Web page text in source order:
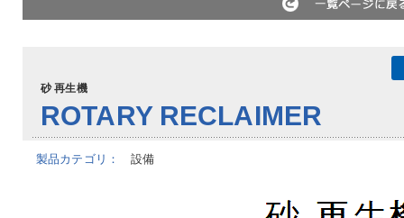
砂 再生機
ROTARY RECLAIMER
製品カテゴリ： 設備